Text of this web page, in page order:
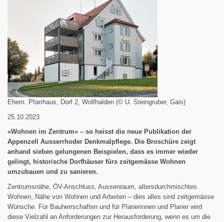
Ehem. Pfarrhaus, Dorf 2, Wolfhalden (© U. Steingruber, Gais)
25.10.2023
«Wohnen im Zentrum» – so heisst die neue Publikation der
Appenzell Ausserrhoder Denkmalpflege. Die Broschüre zeigt
anhand sieben gelungenen Beispielen, dass es immer wieder
gelingt, historische Dorfhäuser fürs zeitgemässe Wohnen
umzubauen und zu sanieren.
Zentrumsnähe, ÖV-Anschluss, Aussenraum, altersdurchmischtes
Wohnen, Nähe von Wohnen und Arbeiten – dies alles sind zeitgemässe
Wünsche. Für Bauherrschaften und für Planerinnen und Planer wird
diese Vielzahl an Anforderungen zur Herausforderung, wenn es um die